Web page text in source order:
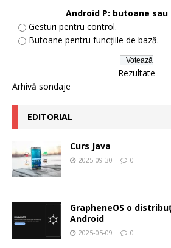
Android P: butoane
Gesturi pentru control.
Butoane pentru funcțiile de bază.
Rezultate
Arhivă sondaje
EDITORIAL
Curs Java
2025-09-30 0
GrapheneOS o
Android
2025-05-09 0